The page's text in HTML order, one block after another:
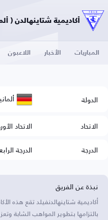
أكاديمية شتاينهالدن ( ألمانيا )
المباريات الأخبار اللاعبون
الدولة
الاتحاد
الاتحاد
الدرجة
الدرجة
نبذة عن الفريق
أكاديمية شتاينهالدنفيلد تقع هذه
بالتزامها بتطوير المواهب الشابة